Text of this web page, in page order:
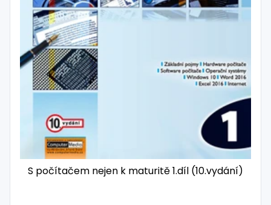
S počítačem nejen k maturitě 1.díl (10.vydání)